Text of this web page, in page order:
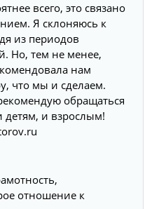
всего, это связано
Я склоняюсь к
из периодов
Но, тем не менее,
нам
что мы и сделаем.
обращаться
детям, и взрослым!
отношение к